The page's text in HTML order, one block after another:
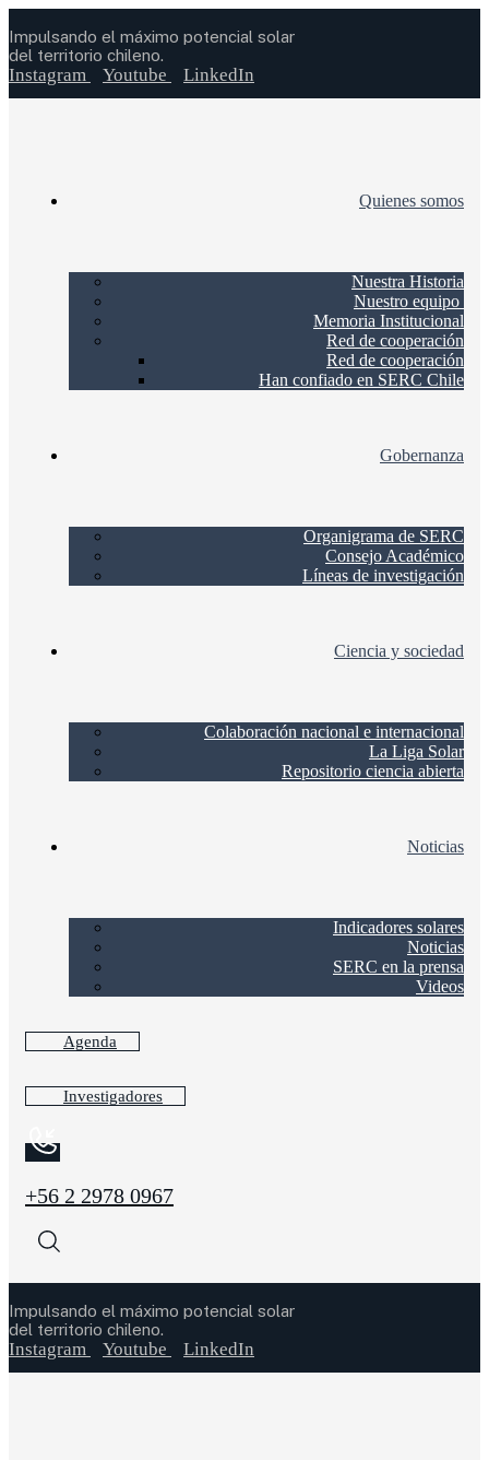
Impulsando el máximo potencial solar
del territorio chileno.
Instagram Youtube LinkedIn
Quienes somos
Nuestra Historia
Nuestro equipo
Memoria Institucional
Red de cooperación
Red de cooperación
Han confiado en SERC Chile
Gobernanza
Organigrama de SERC
Consejo Académico
Líneas de investigación
Ciencia y sociedad
Colaboración nacional e internacional
La Liga Solar
Repositorio ciencia abierta
Noticias
Indicadores solares
Noticias
SERC en la prensa
Videos
Agenda
Investigadores
+56 2 2978 0967
Impulsando el máximo potencial solar
del territorio chileno.
Instagram Youtube LinkedIn